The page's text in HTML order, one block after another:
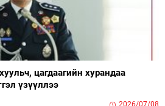
цагдаагийн хурандаа
үзүүллээ
2026/07/08